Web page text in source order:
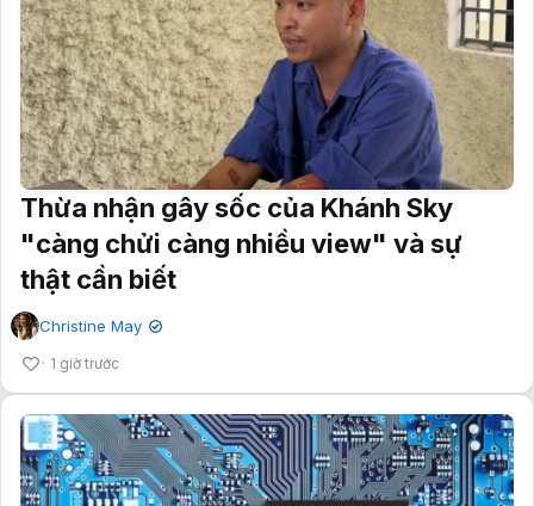
Thừa nhận gây sốc của Khánh Sky
"càng chửi càng nhiều view" và sự
thật cần biết
Christine May ✔
1 giờ trước